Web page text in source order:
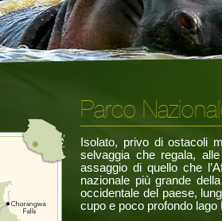
Parco
Isolato, privo di ostacoli
selvaggia che regala,
assaggio di quello che
nazionale più grande
occidentale del paese,
cupo e poco profondo lago